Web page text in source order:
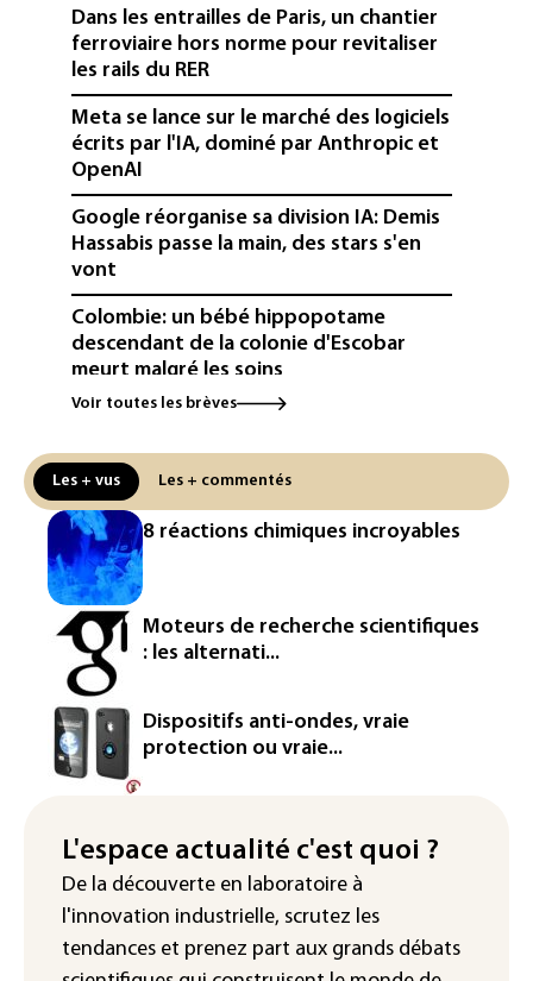
Dans les entrailles de Paris, un chantier
ferroviaire hors norme pour revitaliser
les rails du RER
Meta se lance sur le marché des logiciels
écrits par l'IA, dominé par Anthropic et
OpenAI
Google réorganise sa division IA: Demis
Hassabis passe la main, des stars s'en
vont
Colombie: un bébé hippopotame
descendant de la colonie d'Escobar
meurt malgré les soins
Éclipse: une baisse temporaire de la
attendue en Europe
L'Autriche bat son record absolu de
chaleur pour le deuxième jour d'affilée
Inde : Meta sommé de s'excuser après
le retrait d'une vidéo de Modi
La défense, voie de diversification pour
un secteur automobile à la peine
France : prison avec sursis et
"bannissement numérique" pour deux
streamers jugés pour des violences et
IA : Mythos 5 d'Anthropic crée de
fausses identités lors d'un test au
Royaume-Uni
Voir toutes les brèves
Les + vus Les + commentés
8 réactions chimiques incroyables
Moteurs de recherche scientifiques
: les alternati...
Dispositifs anti-ondes, vraie
protection ou vraie...
L'espace actualité c'est quoi ?
De la découverte en laboratoire à
l'innovation industrielle, scrutez les
tendances et prenez part aux grands débats